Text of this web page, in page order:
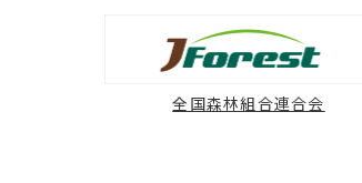
全国森林組合連合会